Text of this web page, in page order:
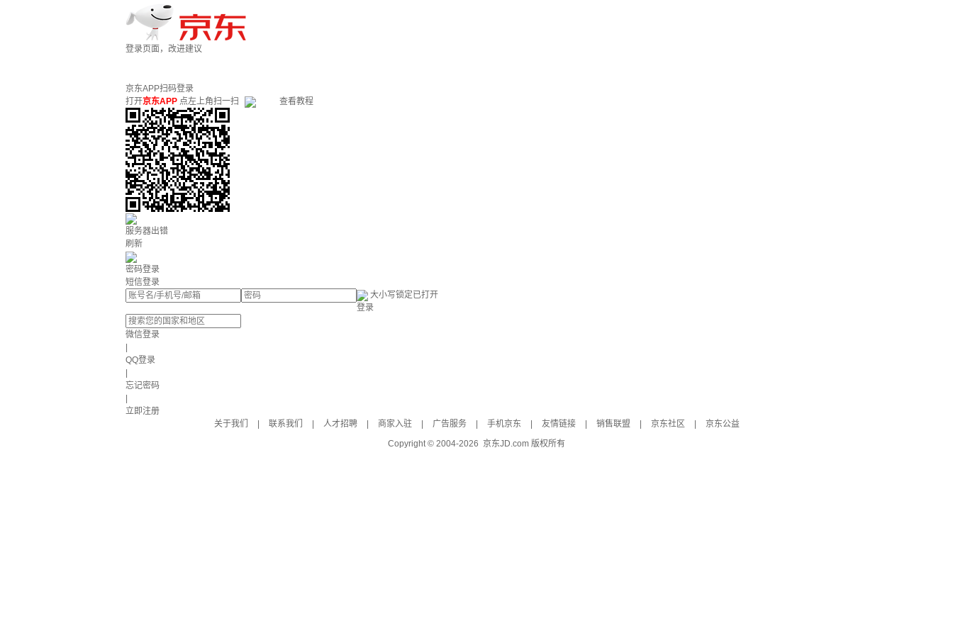
登录页面，改进建议
京东APP扫码登录
打开京东APP 点左上角扫一扫 查看教程
服务器出错
刷新
密码登录
短信登录
大小写锁定已打开
登录
微信登录
QQ登录
忘记密码
立即注册
关于我们
联系我们 人才招聘 商家入驻 广告服务 手机京东 友情链接 销售联盟 京东社区
京东公益
Copyright © 2004-2026 京东JD.com 版权所有